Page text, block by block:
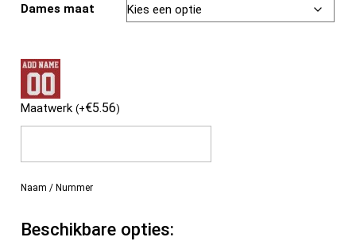
Dames maat
Maatwerk(+€5.56)
Naam / Nummer
Beschikbare opties: